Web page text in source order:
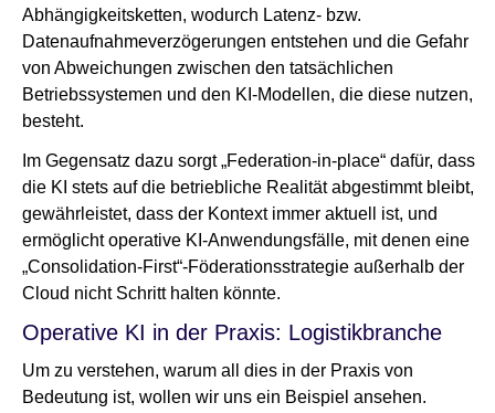
Abhängigkeitsketten, wodurch Latenz- bzw.
Datenaufnahmeverzögerungen entstehen und die Gefahr
von Abweichungen zwischen den tatsächlichen
Betriebssystemen und den KI-Modellen, die diese nutzen,
besteht.
Im Gegensatz dazu sorgt „Federation-in-place“ dafür, dass
die KI stets auf die betriebliche Realität abgestimmt bleibt,
gewährleistet, dass der Kontext immer aktuell ist, und
ermöglicht operative KI-Anwendungsfälle, mit denen eine
„Consolidation-First“-Föderationsstrategie außerhalb der
Cloud nicht Schritt halten könnte.
Operative KI in der Praxis: Logistikbranche
Um zu verstehen, warum all dies in der Praxis von
Bedeutung ist, wollen wir uns ein Beispiel ansehen.